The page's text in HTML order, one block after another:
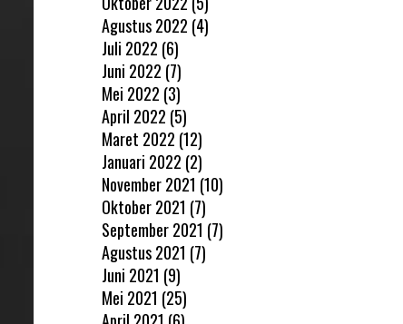
Agustus 2022 (4)
Juli 2022 (6)
Juni 2022 (7)
Mei 2022 (3)
April 2022 (5)
Maret 2022 (12)
Januari 2022 (2)
November 2021 (10)
Oktober 2021 (7)
September 2021 (7)
Agustus 2021 (7)
Juni 2021 (9)
Mei 2021 (25)